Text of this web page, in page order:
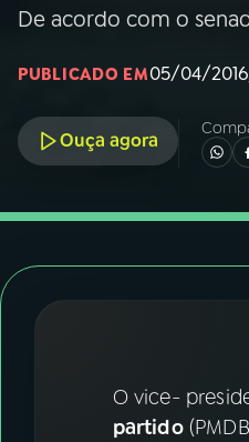
03PROGRAMAÇÃO
05PODCASTS
FESTIVAL DE MÚSICA
De acordo com o
PUBLICADO EM05/04/
Ouça agora
O vice-
partido